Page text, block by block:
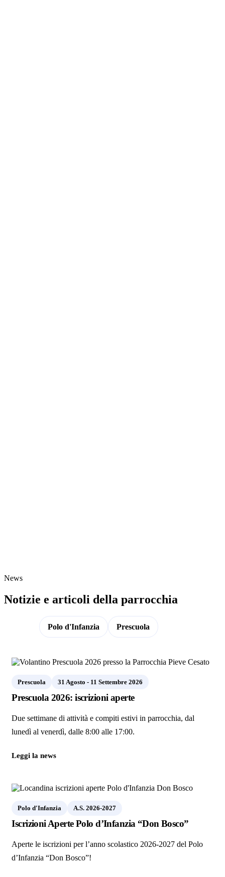
News
Notizie e articoli della parrocchia
Polo d'Infanzia Prescuola
Prescuola 31 Agosto - 11 Settembre 2026
Prescuola 2026: iscrizioni aperte
Due settimane di attività e compiti estivi in parrocchia, dal
lunedì al venerdì, dalle 8:00 alle 17:00.
Leggi la news
Polo d'Infanzia A.S. 2026-2027
Iscrizioni Aperte Polo d’Infanzia “Don Bosco”
Aperte le iscrizioni per l’anno scolastico 2026-2027 del Polo
d’Infanzia “Don Bosco”!